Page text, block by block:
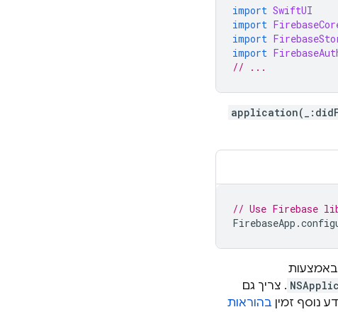
import SwiftUI
import
import
import
// ...
// Use Firebase
FirebaseApp .
באמצעות
. צריך גם
בהוראות